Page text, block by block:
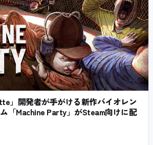
」開発者が手がける新作バイオレン
「Machine Party」がSteam向けに配